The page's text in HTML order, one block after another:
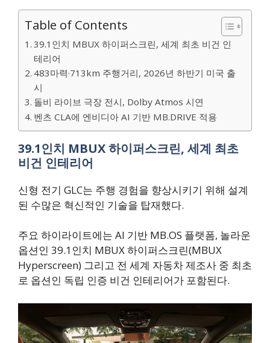
Table of Contents
39.1인치 MBUX 하이퍼스크린, 세계 최초 비건 인
테리어
483마력·713km 주행거리, 2026년 하반기 미국 출
시
돌비 라이브 극장 전시, Dolby Atmos 시연
벤츠 CLA에 엔비디아 AI 기반 MB.DRIVE 적용
39.1인치 MBUX 하이퍼스크린, 세계 최초
비건 인테리어
신형 전기 GLC는 주행 경험을 향상시키기 위해 설계
된 수많은 혁신적인 기술을 탑재했다.
주요 하이라이트에는 AI 기반 MB.OS 플랫폼, 놀라운
옵션인 39.1인치 MBUX 하이퍼스크린(MBUX
Hyperscreen) 그리고 전 세계 자동차 제조사 중 최초
로 옵션인 독립 인증 비건 인테리어가 포함된다.